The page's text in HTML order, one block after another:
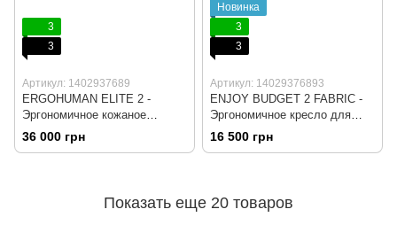
3
3
Артикул: 1402937689
ERGOHUMAN ELITE 2 -
Эргономичное кожаное
кресло, Коричневый,
Компьютерное, Игровое,
пластик, Динамическая
поясничная поддержка
36 000 грн
Новинка
3
3
Артикул: 14029376893
ENJOY BUDGET 2 FABRIC -
Эргономичное кресло для
оператора, BLACK FABRIC,
Компьютерное, Игровое,
пластик, Регулируемая
спинка по высоте,
16 500 грн
Показать еще 20 товаров